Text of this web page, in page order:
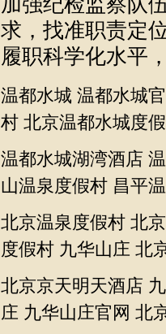
求，找准职责定
履职科学化水平
温都水城 温都水城
村 北京温都水城度
温都水城湖湾酒店
山温泉度假村 昌平
北京温泉度假村 北
度假村 九华山庄 北
北京京天明天酒店
庄 九华山庄官网 北